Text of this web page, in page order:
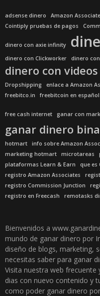
adsense dinero Amazon
Cointiply pruebas de pagos
dinero con axie infinity
dinero con Clickworker dinero
dinero con videos
Dropshipping
enlace a Amazon
freebitco.in
freebitcoin en español
free cash internet ganar con
ganar dinero
hotmart
info sobre Amazon
marketing hotmart
microtareas
plataformas Learn & Earn
que es
registro Amazon Associates
registro Commission Junction
registro en Freecash
remotasks
Bienvenidos a
mundo de ganar dinero por
diseño de blogs, marketing,
necesitas saber para ganar
Visita nuestra web
dias con nuevo contenido y
como poder ganar dinero